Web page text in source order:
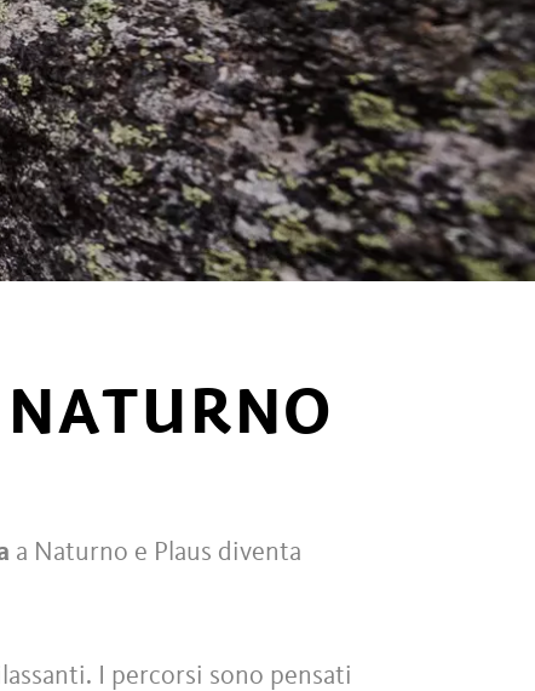
a Naturno e Plaus diventa
I percorsi sono pensati